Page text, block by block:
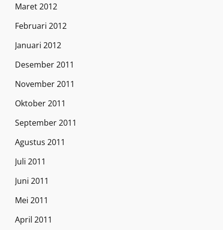
Maret 2012
Februari 2012
Januari 2012
Desember 2011
November 2011
Oktober 2011
September 2011
Agustus 2011
Juli 2011
Juni 2011
Mei 2011
April 2011